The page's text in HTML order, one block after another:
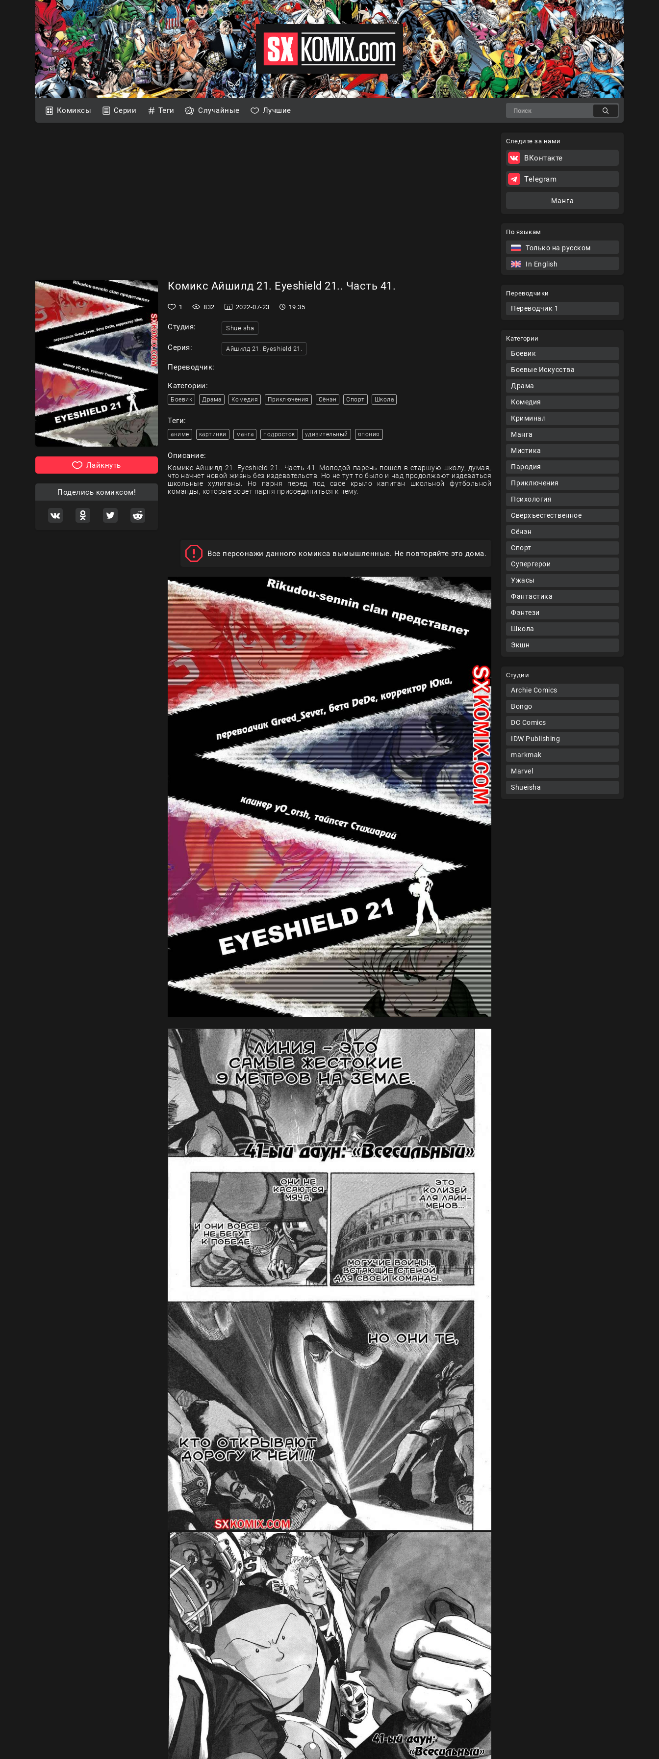
Комиксы Серии Теги Случайные Лучшие
По языкам
Только на русском
In English
Переводчики
Переводчик 1
Категории
Боевик
Боевые Искусства
Драма
Комедия
Криминал
Манга
Мистика
Пародия
Приключения
Психология
Сверхъестественное
Сёнэн
Спорт
Супергерои
Ужасы
Фантастика
Фэнтези
Школа
Экшн
Студии
Archie Comics
Bongo
DC Comics
IDW Publishing
markmak
Marvel
Shueisha
Лайкнуть
Поделись комиксом!
Комикс Айшилд 21. Eyeshield 21.. Часть 41.
1 832 2022-07-23 19:35
Студия: Shueisha
Серия: Айшилд 21. Eyeshield 21.
Переводчик:
Категории:
Боевик Драма Комедия Приключения Сёнэн Спорт Школа
Теги:
аниме картинки манга подросток удивительный япония
Описание:
Комикс Айшилд 21. Eyeshield 21.. Часть 41. Молодой парень пошел в старшую школу, думая,
что начнет новой жизнь без издевательств. Но не тут то было и над продолжают издеваться
школьные хулиганы. Но парня перед под свое крыло капитан школьной футбольной
команды, которые зовет парня присоединиться к нему.
Все персонажи данного комикса вымышленные. Не повторяйте это дома.
Следите за нами
ВКонтакте
Telegram
Манга